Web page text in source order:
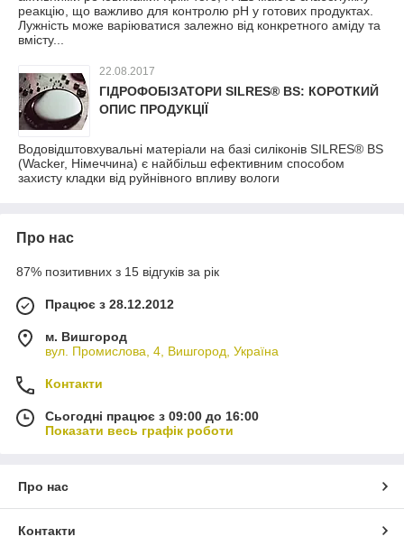
реакцію, що важливо для контролю pH у готових продуктах.
Лужність може варіюватися залежно від конкретного аміду та
вмісту...
22.08.2017
ГІДРОФОБІЗАТОРИ SILRES® BS: КОРОТКИЙ
ОПИС ПРОДУКЦІЇ
Водовідштовхувальні матеріали на базі силіконів SILRES® BS
(Wacker, Німеччина) є найбільш ефективним способом
захисту кладки від руйнівного впливу вологи
Про нас
87% позитивних з 15 відгуків за рік
Працює з 28.12.2012
м. Вишгород
вул. Промислова, 4, Вишгород, Україна
Контакти
Сьогодні працює з 09:00 до 16:00
Показати весь графік роботи
Про нас
Контакти